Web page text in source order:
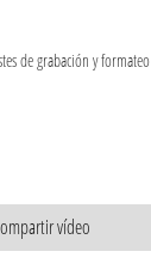
de grabación y formateo
vídeo